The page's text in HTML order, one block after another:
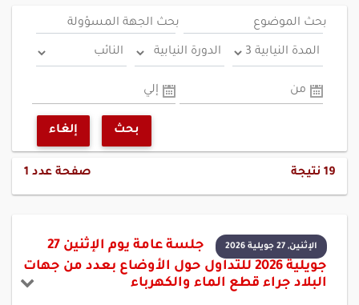
بحث الموضوع بحث الجهة المسؤولة
من إلي
بحث إلغاء
19 نتيجة صفحة عدد 1
الإثنين, 27 جويلية 2026
جلسة عامة يوم الإثنين 27
جويلية 2026 للتداول حول الأوضاع بعدد من جهات
البلاد جراء قطع الماء والكهرباء